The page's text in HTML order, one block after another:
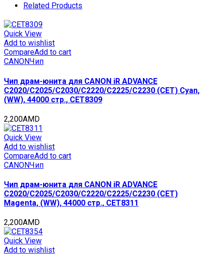
1,3K
Related Products
Quick View
Add to wishlist
CompareAdd to cart
CANONЧип
Чип драм-юнита для CANON iR ADVANCE
C2020/C2025/C2030/C2220/C2225/C2230 (CET) Cyan,
(WW), 44000 стр., CET8309
2,200AMD
Quick View
Add to wishlist
CompareAdd to cart
CANONЧип
Чип драм-юнита для CANON iR ADVANCE
C2020/C2025/C2030/C2220/C2225/C2230 (CET)
Magenta, (WW), 44000 стр., CET8311
2,200AMD
Quick View
Add to wishlist